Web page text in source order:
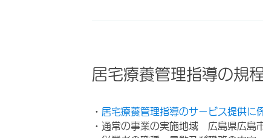
居宅療養管理指導の規
・ 居宅療養管理指導のサービス提供に
・通常の事業の実施地域 広島県広島